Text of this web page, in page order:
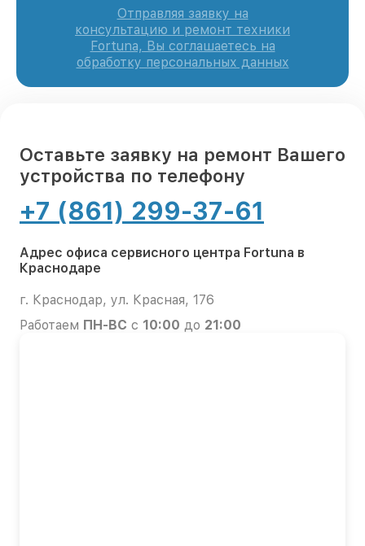
Отправляя заявку на
консультацию и ремонт техники
Fortuna, Вы соглашаетесь на
обработку персональных данных
Оставьте заявку на ремонт Вашего
устройства по телефону
+7 (861) 299-37-61
Адрес офиса сервисного центра Fortuna в
Краснодаре
г. Краснодар, ул. Красная, 176
Работаем ПН-ВС с 10:00 до 21:00